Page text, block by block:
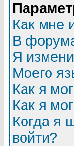
Как мне
В
Я
Моего
Как я
Как я
Когда я
войти?